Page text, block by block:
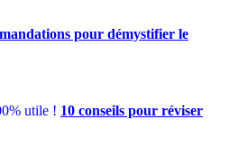
pour démystifier le
10 conseils pour réviser